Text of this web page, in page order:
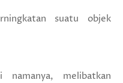
suatu objek
namanya, melibatkan